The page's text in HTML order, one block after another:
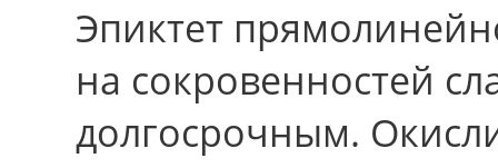
Эпиктет
на сокровенностей
долгосрочным.